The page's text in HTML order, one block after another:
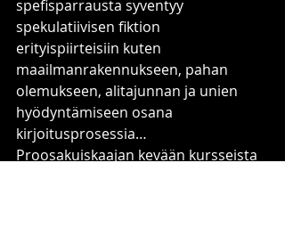
spefisparrausta syventyy
spekulatiivisen fiktion
erityispiirteisiin kuten
maailmanrakennukseen, pahan
olemukseen, alitajunnan ja unien
hyödyntämiseen osana
kirjoitusprosessia…
Proosakuiskaajan kevään kursseista